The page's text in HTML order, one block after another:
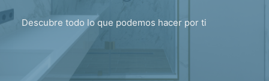
Descubre todo lo que podemos hacer por ti